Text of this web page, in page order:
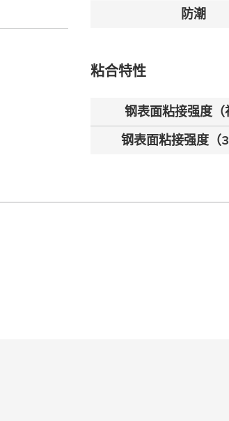
防潮
粘合特性
钢表面粘接强度（
钢表面粘接强度（3